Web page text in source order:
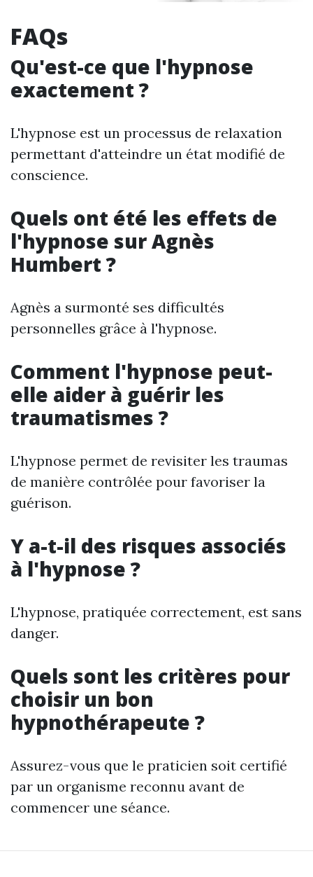
FAQs
Qu'est-ce que l'hypnose
exactement ?
L'hypnose est un processus de relaxation
permettant d'atteindre un état modifié de
conscience.
Quels ont été les effets de
l'hypnose sur Agnès
Humbert ?
Agnès a surmonté ses difficultés
personnelles grâce à l'hypnose.
Comment l'hypnose peut-
elle aider à guérir les
traumatismes ?
L'hypnose permet de revisiter les traumas
de manière contrôlée pour favoriser la
guérison.
Y a-t-il des risques associés
à l'hypnose ?
L'hypnose, pratiquée correctement, est sans
danger.
Quels sont les critères pour
choisir un bon
hypnothérapeute ?
Assurez-vous que le praticien soit certifié
par un organisme reconnu avant de
commencer une séance.